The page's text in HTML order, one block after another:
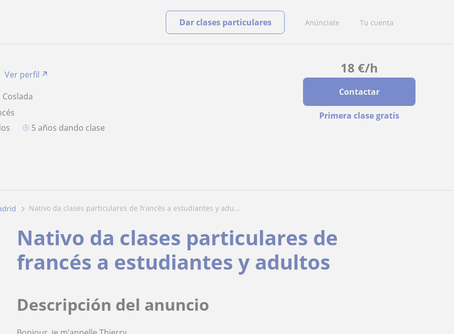
Anúnciate Tu cuenta
Dar clases particulares
18 €/h
Contactar
Primera clase gratis
Ver perfil
5 años dando clase
nativo da clases particulares de francés a estudiantes y adu...
Nativo da clases particulares de
francés a estudiantes y adultos
Descripción del anuncio